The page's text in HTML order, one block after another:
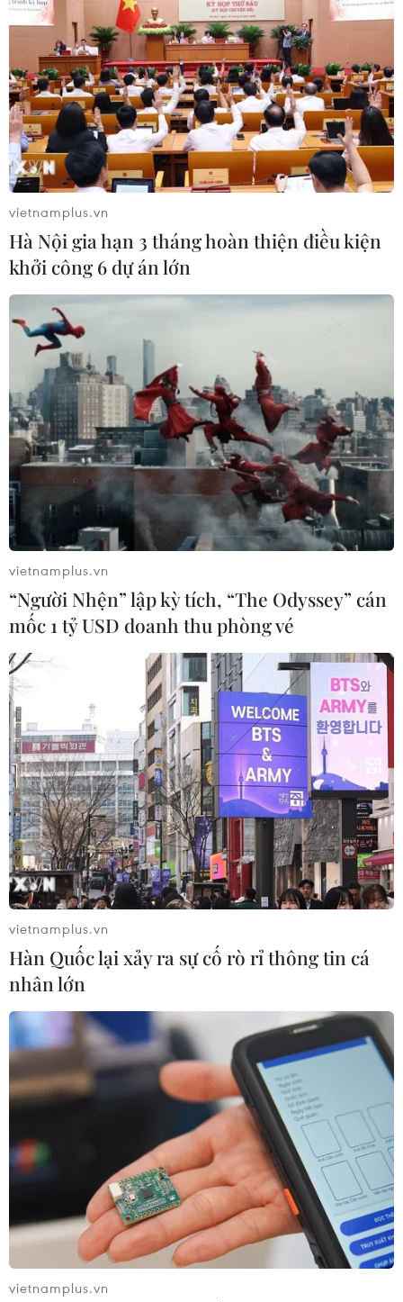
vietnamplus.vn
Hà Nội gia hạn 3 tháng hoàn thiện điều kiện
khởi công 6 dự án lớn
vietnamplus.vn
“Người Nhện” lập kỳ tích, “The Odyssey” cán
mốc 1 tỷ USD doanh thu phòng vé
vietnamplus.vn
Hàn Quốc lại xảy ra sự cố rò rỉ thông tin cá
nhân lớn
vietnamplus.vn